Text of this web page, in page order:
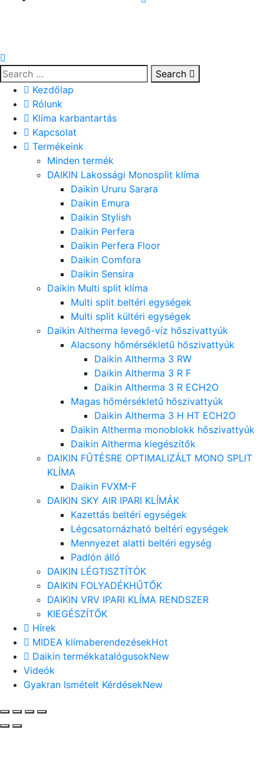
Search
Kezdőlap
Rólunk
Klíma karbantartás
Kapcsolat
Termékeink
Minden termék
DAIKIN Lakossági Monosplit klíma
Daikin Ururu Sarara
Daikin Emura
Daikin Stylish
Daikin Perfera
Daikin Perfera Floor
Daikin Comfora
Daikin Sensira
Daikin Multi split klíma
Multi split beltéri egységek
Multi split kültéri egységek
Daikin Altherma levegő-víz hőszivattyúk
Alacsony hőmérsékletű hőszivattyúk
Daikin Altherma 3 RW
Daikin Altherma 3 R F
Daikin Altherma 3 R ECH2O
Magas hőmérsékletű hőszivattyúk
Daikin Altherma 3 H HT ECH2O
Daikin Altherma monoblokk hőszivattyúk
Daikin Altherma kiegészítők
DAIKIN FŰTÉSRE OPTIMALIZÁLT MONO SPLIT
KLÍMA
Daikin FVXM-F
DAIKIN SKY AIR IPARI KLÍMÁK
Kazettás beltéri egységek
Légcsatornázható beltéri egységek
Mennyezet alatti beltéri egység
Padlón álló
DAIKIN LÉGTISZTÍTÓK
DAIKIN FOLYADÉKHŰTŐK
DAIKIN VRV IPARI KLÍMA RENDSZER
KIEGÉSZÍTŐK
Hírek
MIDEA klímaberendezésekHot
Daikin termékkatalógusokNew
Videók
Gyakran Ismételt KérdésekNew